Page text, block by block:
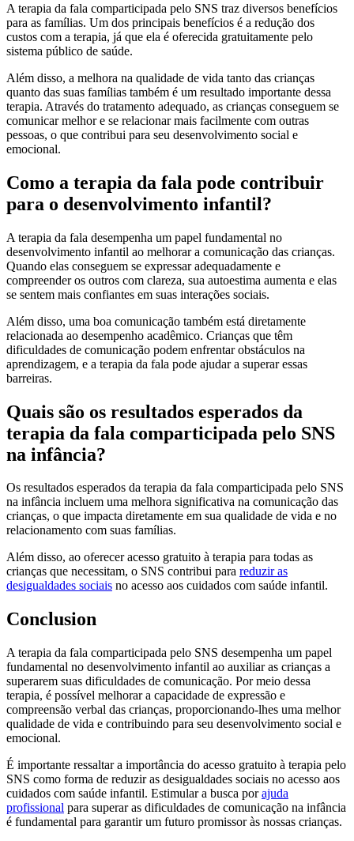
A terapia da fala comparticipada pelo SNS traz diversos benefícios
para as famílias. Um dos principais benefícios é a redução dos
custos com a terapia, já que ela é oferecida gratuitamente pelo
sistema público de saúde.
Além disso, a melhora na qualidade de vida tanto das crianças
quanto das suas famílias também é um resultado importante dessa
terapia. Através do tratamento adequado, as crianças conseguem se
comunicar melhor e se relacionar mais facilmente com outras
pessoas, o que contribui para seu desenvolvimento social e
emocional.
Como a terapia da fala pode contribuir
para o desenvolvimento infantil?
A terapia da fala desempenha um papel fundamental no
desenvolvimento infantil ao melhorar a comunicação das crianças.
Quando elas conseguem se expressar adequadamente e
compreender os outros com clareza, sua autoestima aumenta e elas
se sentem mais confiantes em suas interações sociais.
Além disso, uma boa comunicação também está diretamente
relacionada ao desempenho acadêmico. Crianças que têm
dificuldades de comunicação podem enfrentar obstáculos na
aprendizagem, e a terapia da fala pode ajudar a superar essas
barreiras.
Quais são os resultados esperados da
terapia da fala comparticipada pelo SNS
na infância?
Os resultados esperados da terapia da fala comparticipada pelo SNS
na infância incluem uma melhora significativa na comunicação das
crianças, o que impacta diretamente em sua qualidade de vida e no
relacionamento com suas famílias.
Além disso, ao oferecer acesso gratuito à terapia para todas as
crianças que necessitam, o SNS contribui para reduzir as
desigualdades sociais no acesso aos cuidados com saúde infantil.
Conclusion
A terapia da fala comparticipada pelo SNS desempenha um papel
fundamental no desenvolvimento infantil ao auxiliar as crianças a
superarem suas dificuldades de comunicação. Por meio dessa
terapia, é possível melhorar a capacidade de expressão e
compreensão verbal das crianças, proporcionando-lhes uma melhor
qualidade de vida e contribuindo para seu desenvolvimento social e
emocional.
É importante ressaltar a importância do acesso gratuito à terapia pelo
SNS como forma de reduzir as desigualdades sociais no acesso aos
cuidados com saúde infantil. Estimular a busca porajuda
profissional para superar as dificuldades de comunicação na infância
é fundamental para garantir um futuro promissor às nossas crianças.